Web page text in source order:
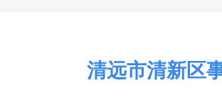
清远市清新区